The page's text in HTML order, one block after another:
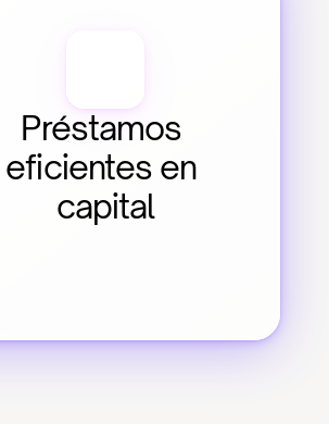
Préstamos
eficientes en
capital